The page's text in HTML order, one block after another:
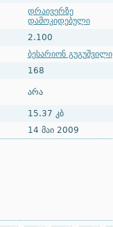
დრაივერზე
დამოკიდებული
2.100
ბესარიონ გუგუშვილი
168
არა
15.37 კბ
14 მაი 2009